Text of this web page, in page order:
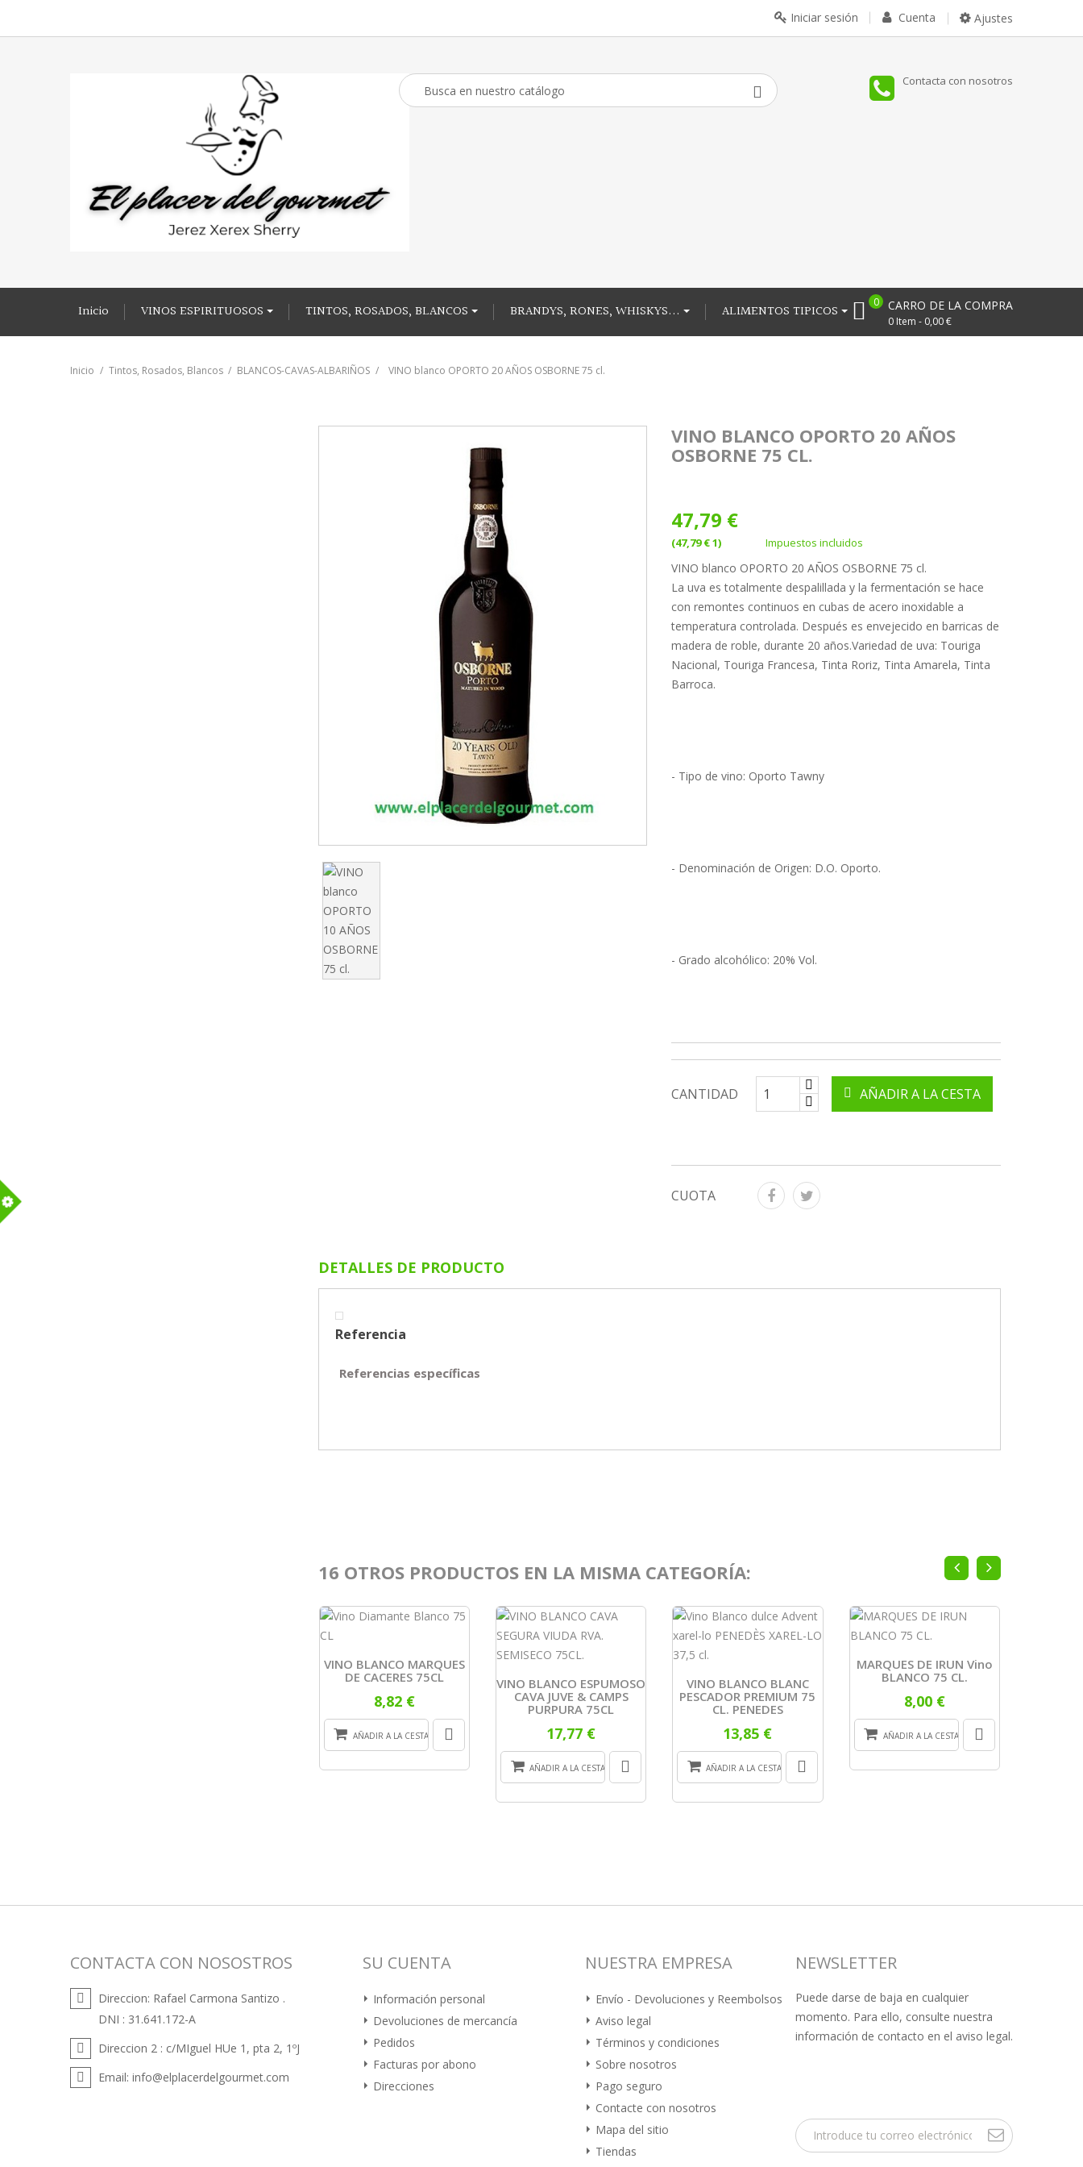
Ajustes
Cuenta
Iniciar sesión
Contacta con nosotros
CARRO DE LA COMPRA
0 Item - 0,00 €
0
Inicio VINOS ESPIRITUOSOS TINTOS, ROSADOS, BLANCOS BRANDYS, RONES, WHISKYS... ALIMENTOS TIPICOS
Inicio Tintos, Rosados, Blancos BLANCOS-CAVAS-ALBARIÑOS VINO blanco OPORTO 20 AÑOS OSBORNE 75 cl.
VINO BLANCO OPORTO 20 AÑOS
OSBORNE 75 CL.
47,79 €
(47,79 € 1) Impuestos incluidos
VINO blanco OPORTO 20 AÑOS OSBORNE 75 cl.
La uva es totalmente despalillada y la fermentación se hace
con remontes continuos en cubas de acero inoxidable a
temperatura controlada. Después es envejecido en barricas de
madera de roble, durante 20 años.Variedad de uva: Touriga
Nacional, Touriga Francesa, Tinta Roriz, Tinta Amarela, Tinta
Barroca.
- Tipo de vino: Oporto Tawny
- Denominación de Origen: D.O. Oporto.
- Grado alcohólico: 20% Vol.
CANTIDAD AÑADIR A LA CESTA
CUOTA
DETALLES DE PRODUCTO
Referencia
Referencias específicas
16 OTROS PRODUCTOS EN LA MISMA CATEGORÍA:
VINO BLANCO MARQUES
DE CACERES 75CL
8,82 €
AÑADIR A LA CESTA
VINO BLANCO ESPUMOSO
CAVA JUVE & CAMPS
PURPURA 75CL
17,77 €
AÑADIR A LA CESTA
VINO BLANCO BLANC
PESCADOR PREMIUM 75
CL. PENEDES
13,85 €
AÑADIR A LA CESTA
MARQUES DE IRUN Vino
BLANCO 75 CL.
8,00 €
AÑADIR A LA CESTA
CONTACTA CON NOSOSTROS
Direccion: Rafael Carmona Santizo .
DNI : 31.641.172-A
Direccion 2 : c/MIguel HUe 1, pta 2, 1ºJ
Email: info@elplacerdelgourmet.com
SU CUENTA
Información personal
Devoluciones de mercancía
Pedidos
Facturas por abono
Direcciones
NUESTRA EMPRESA
Envío - Devoluciones y Reembolsos
Aviso legal
Términos y condiciones
Sobre nosotros
Pago seguro
Contacte con nosotros
Mapa del sitio
Tiendas
NEWSLETTER
Puede darse de baja en cualquier
momento. Para ello, consulte nuestra
información de contacto en el aviso legal.